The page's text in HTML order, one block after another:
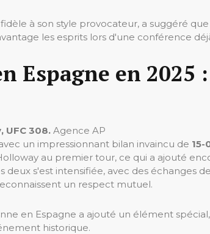
à son style provocateur, a suggéré
les esprits lors d'une conférence
Espagne en 2025
UFC 308. Agence AP
un impressionnant bilan invaincu de 15-
au premier tour, ce qui a ajouté
deux s'est intensifiée, avec des échanges
un respect mutuel.
en Espagne a ajouté un élément
historique.